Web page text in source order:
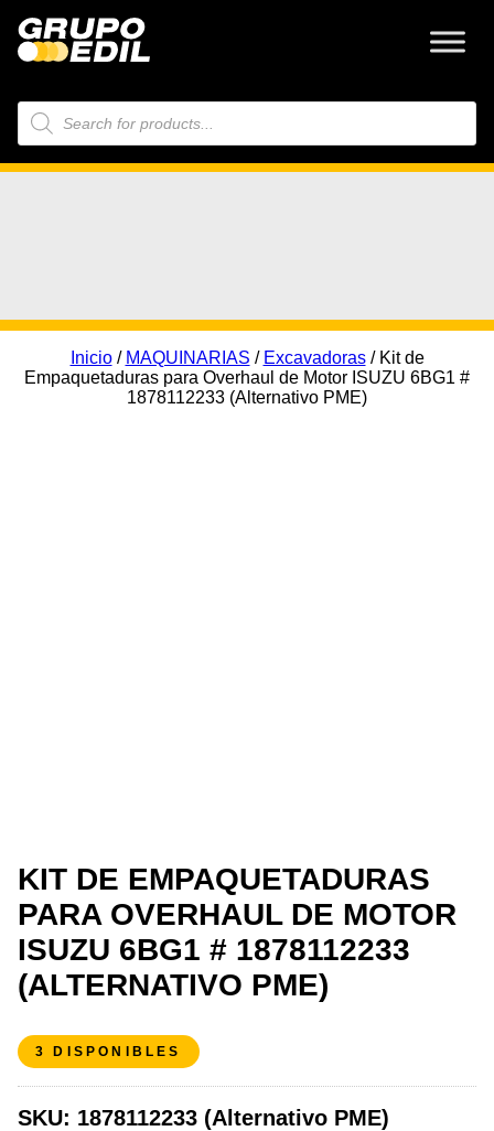
Búsqueda
de
productos
Inicio/ MAQUINARIAS / Excavadoras/ Kit de
Empaquetaduras para Overhaul de Motor ISUZU 6BG1 #
1878112233 (Alternativo PME)
KIT DE EMPAQUETADURAS
PARA OVERHAUL DE MOTOR
ISUZU 6BG1 # 1878112233
(ALTERNATIVO PME)
3 DISPONIBLES
SKU: 1878112233 (Alternativo PME)